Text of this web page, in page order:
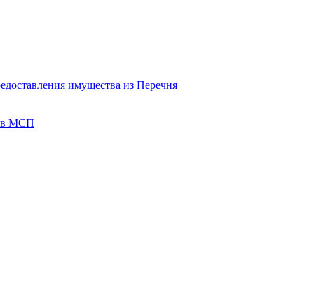
имущества из Перечня
МСП